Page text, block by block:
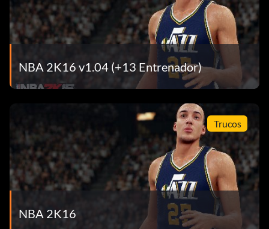
NBA 2K16 v1.04 (+13 Entrenador)
Trucos
NBA 2K16